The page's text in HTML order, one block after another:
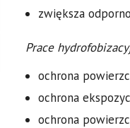
zwiększa
Prace
ochrona
ochrona
ochrona